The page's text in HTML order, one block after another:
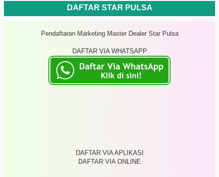
DAFTAR STAR PULSA
Pendaftaran Marketing Master Dealer Star Pulsa
DAFTAR VIA WHATSAPP
DAFTAR VIA APLIKASI
DAFTAR VIA ONLINE